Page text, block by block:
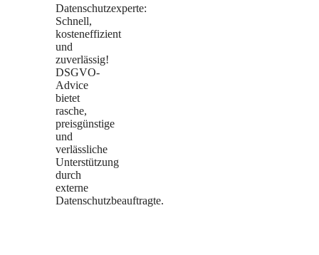
Datenschutzexperte:
Schnell,
kosteneffizient
und
zuverlässig!
DSGVO-
Advice
bietet
rasche,
preisgünstige
und
verlässliche
Unterstützung
durch
externe
Datenschutzbeauftragte.